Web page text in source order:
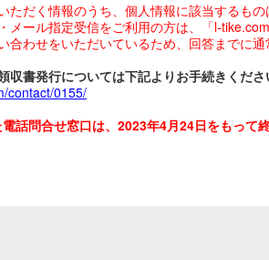
ただく情報のうち、個人情報に該当するも
メール指定受信をご利用の方は、「l-
合わせをいただいているため、回答までに
収書発行については下記よりお手続きくださ
contact/0155/
話問合せ窓口は、2023年4月24日をもって